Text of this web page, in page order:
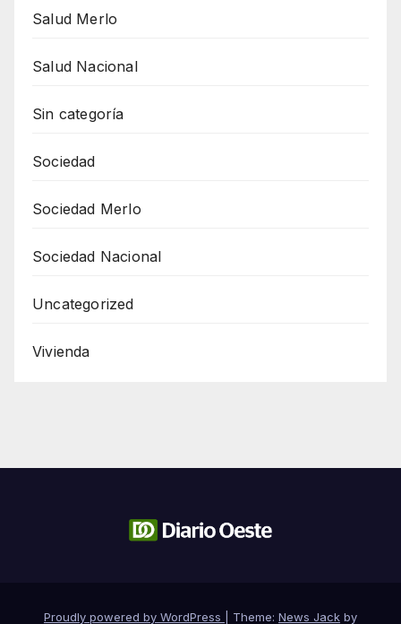
Salud Merlo
Salud Nacional
Sin categoría
Sociedad
Sociedad Merlo
Sociedad Nacional
Uncategorized
Vivienda
Proudly powered by WordPress Theme: News Jack by